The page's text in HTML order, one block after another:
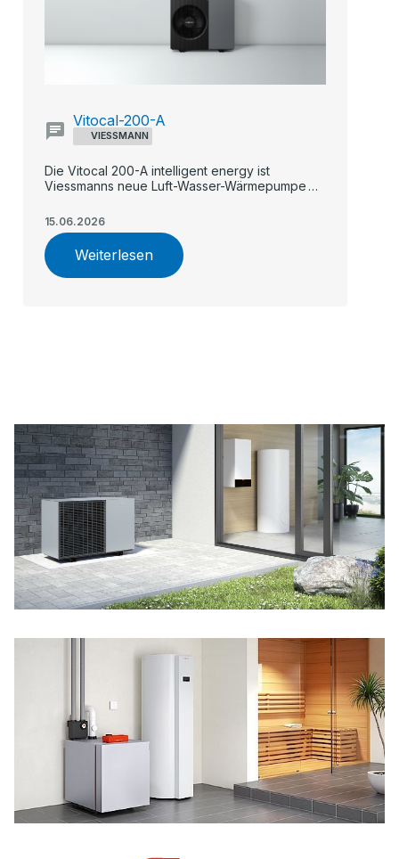
VIESSMANN
Vitocal-200-A
Die Vitocal 200-A intelligent energy ist
Viessmanns neue Luft-Wasser-Wärmepumpe
15.06.2026
Weiterlesen